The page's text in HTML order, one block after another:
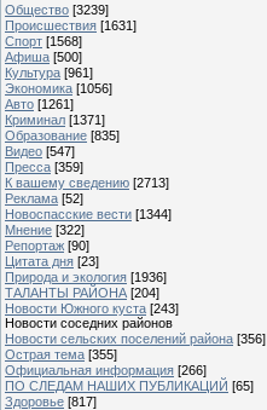
Общество [3239]
Происшествия [1631]
Спорт [1568]
Афиша [500]
Культура [961]
Экономика [1056]
Авто [1261]
Криминал [1371]
Образование [835]
Видео [547]
Пресса [359]
К вашему сведению [2713]
Реклама [52]
Новоспасские вести [1344]
Мнение [322]
Репортаж [90]
Цитата дня [23]
Природа и экология [1936]
ТАЛАНТЫ РАЙОНА [204]
Новости Южного куста [243]
Новости соседних районов
Новости сельских поселений района [356]
Острая тема [355]
Официальная информация [266]
ПО СЛЕДАМ НАШИХ ПУБЛИКАЦИЙ [65]
Здоровье [817]